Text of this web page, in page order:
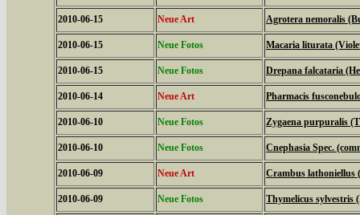
2010-06-15 Neue Art Agrotera nemoralis
2010-06-15 Neue Fotos Macaria liturata
2010-06-15 Neue Fotos Drepana falcataria
2010-06-14 Neue Art Pharmacis
2010-06-10 Neue Fotos Zygaena purpuralis
2010-06-10 Neue Fotos Cnephasia Spec.
2010-06-09 Neue Art Crambus lathoniellus
2010-06-09 Neue Fotos Thymelicus